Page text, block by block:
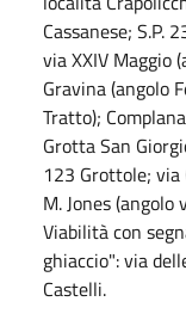
Cassanese; S.P.
via XXIV Maggio
Gravina (angolo
Tratto);
Grotta San
123 Grottole; via
M. Jones (angolo
Viabilità con
ghiaccio": via
Castelli.